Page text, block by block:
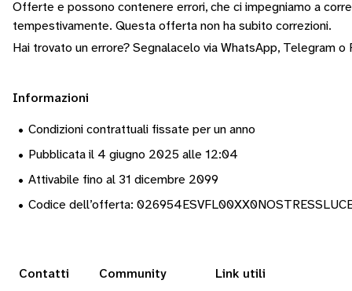
Offerte e possono contenere errori, che ci impegniamo a
tempestivamente. Questa offerta non ha subito correzioni.
Hai trovato un errore? Segnalacelo via WhatsApp, Telegram o
Informazioni
• Condizioni contrattuali fissate per un anno
• Pubblicata il 4 giugno 2025 alle 12:04
• Attivabile fino al 31 dicembre 2099
• Codice dell’offerta:
Contatti Community Link utili